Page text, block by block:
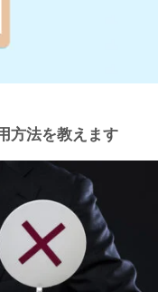
方法を教えます